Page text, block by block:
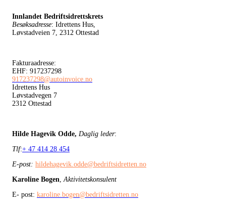
Innlandet Bedriftsidrettskrets
Besøksadresse: Idrettens Hus,
Løvstadveien 7, 2312 Ottestad
Fakturaadresse:
EHF: 917237298
917237298@autoinvoice.no
Idrettens Hus
Løvstadvegen 7
2312 Ottestad
Hilde Hagevik Odde, Daglig leder:
Tlf:+ 47 414 28 454
E-post: hildehagevik.odde@bedriftsidretten.no
Karoline Bogen Aktivitetskonsulent
E- post: karoline.bogen@bedriftsidretten.no